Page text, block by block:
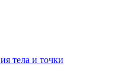
тела и точки